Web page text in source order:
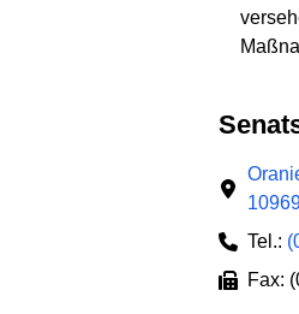
Tel.:
Fax: